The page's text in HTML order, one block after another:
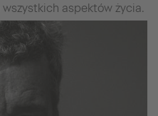
aspektów życia.